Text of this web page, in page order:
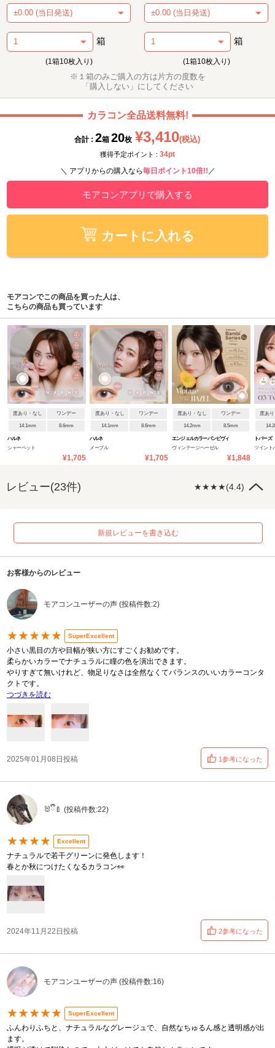
箱
(1箱10枚入り)
箱
(1箱10枚入り)
※１箱のみご購入の方は片方の度数を
「購入しない」にしてください
カラコン全品送料無料!
合計 : 2箱 20枚 ¥3,410(税込)
獲得予定ポイント : 34pt
＼ アプリからの購入なら毎日ポイント10倍!! ／
モアコンアプリで購入する
カートに入れる
モアコンでこの商品を買った人は、
こちらの商品も買っています
度あり・なし ワンデー
14.1mm 8.6mm
ハルネ
シャーベット
¥1,705
度あり・なし ワンデー
14.1mm 8.6mm
ハルネ
メープル
¥1,705
度あり・なし ワンデー
14.2mm 8.5mm
エンジェルカラーバンビヴィ
ンテージワンデー
ヴィンテージヘーゼル
¥1,848
度あ
トパーズ
ツイント
レビュー(23件) ★★★★(4.4)
新規レビューを書き込む
お客様からのレビュー
モアコンユーザーの声 (投稿件数:2)
★★★★★ SuperExcellent
小さい黒目の方や目幅が狭い方にすごくお勧めです。
柔らかいカラーでナチュラルに瞳の色を演出できます。
やりすぎて無いけれど、物足りなさは全然なくてバランスのいいカラーコンタ
クトです。
つづきを読む
2025年01月08日投稿 1参考になった
🐰ྀི🍼 (投稿件数:22)
★★★★ Excellent
ナチュラルで若干グリーンに発色します！
春とか秋につけたくなるカラコン👀
2024年11月22日投稿 2参考になった
モアコンユーザーの声 (投稿件数:16)
★★★★★ SuperExcellent
ふんわりふちと、ナチュラルなグレージュで、自然なちゅるん感と透明感が出
ます。